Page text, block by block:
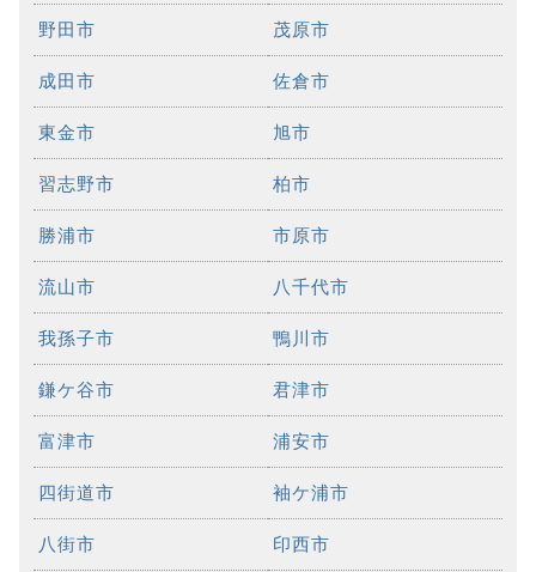
野田市 茂原市
成田市 佐倉市
東金市 旭市
習志野市 柏市
勝浦市 市原市
流山市 八千代市
我孫子市 鴨川市
鎌ケ谷市 君津市
富津市 浦安市
四街道市 袖ケ浦市
八街市 印西市